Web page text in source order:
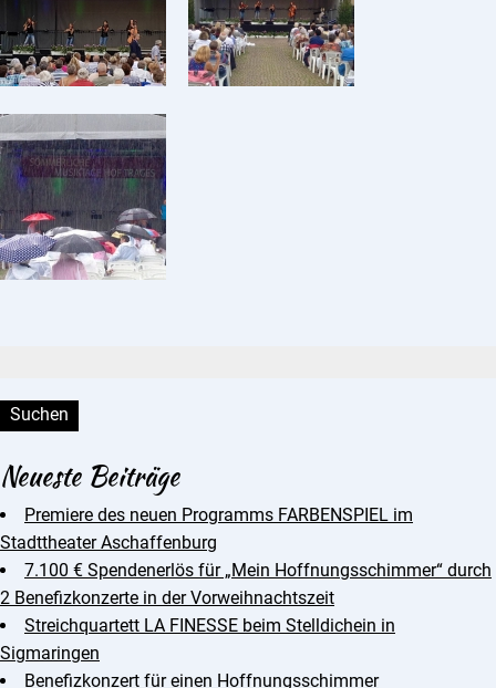
Neueste Beiträge
Premiere des neuen Programms FARBENSPIEL im
Stadttheater Aschaffenburg
7.100 € Spendenerlös für „Mein Hoffnungsschimmer“ durch
2 Benefizkonzerte in der Vorweihnachtszeit
Streichquartett LA FINESSE beim Stelldichein in
Sigmaringen
Benefizkonzert für einen Hoffnungsschimmer